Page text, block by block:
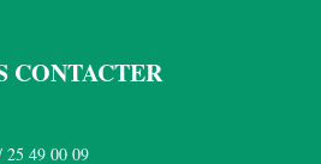
CONTACTER
25 49 00 09